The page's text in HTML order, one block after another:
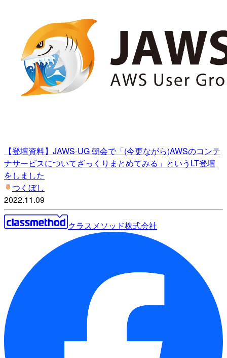
【登壇資料】JAWS-UG 朝会で「(今更ながら)AWSのコンテ
ナサービスについてざっくりまとめてみる」というLT登壇
をしました
つくぼし
2022.11.09
クラスメソッド株式会社